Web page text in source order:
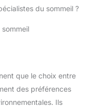
du sommeil ?
sommeil
que le choix entre
des préférences
Ils